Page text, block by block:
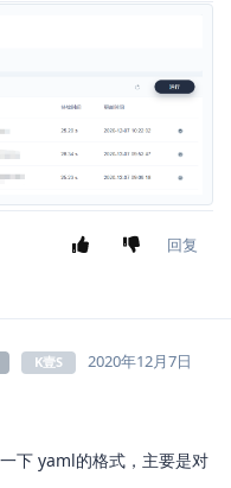
回复
K壹S 2020年12月7日
下 yaml的格式，主要是对